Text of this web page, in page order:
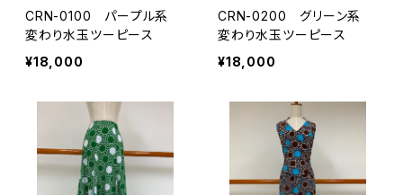
CRN-0100 パープル系
変わり水玉ツーピース
¥18,000
CRN-0200 グリーン系
変わり水玉ツーピース
¥18,000